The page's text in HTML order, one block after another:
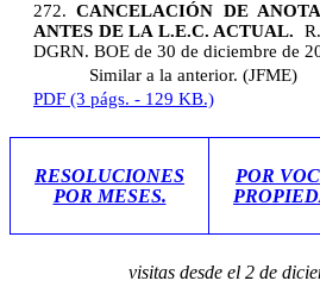
272.CANCELACIÓN DE
ANTES DE LA L.E.C. ACTUAL.
DGRN. BOE de 30 de diciembre de
Similar a la anterior. (JFME)
PDF (3 págs. - 129 KB.)
RESOLUCIONES
POR MESES.
POR
visitas desde el 2 de